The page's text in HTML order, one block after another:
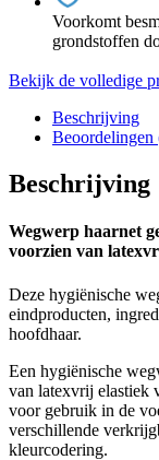
Voorkomt
grondstoffen
Bekijk de volledige
Beschrijving
Beoordelingen
Beschrijving
Wegwerp haarnet
voorzien van
Deze hygiënische
eindproducten,
hoofdhaar.
Een hygiënische
van latexvrij elastiek
voor gebruik in de
verschillende
kleurcodering.